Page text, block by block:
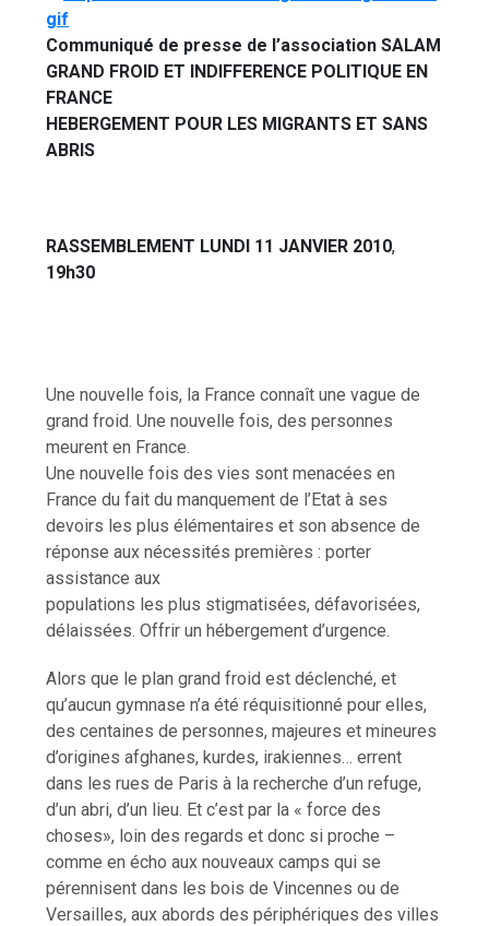
Communiqué de presse de l’association SALAM
GRAND FROID ET INDIFFERENCE POLITIQUE EN
FRANCE
HEBERGEMENT POUR LES MIGRANTS ET SANS
ABRIS
RASSEMBLEMENT LUNDI 11 JANVIER 2010,
19h30
Une nouvelle fois, la France connaît une vague de
grand froid. Une nouvelle fois, des personnes
meurent en France.
Une nouvelle fois des vies sont menacées en
France du fait du manquement de l’Etat à ses
devoirs les plus élémentaires et son absence de
réponse aux nécessités premières : porter
assistance aux
populations les plus stigmatisées, défavorisées,
délaissées. Offrir un hébergement d’urgence.
Alors que le plan grand froid est déclenché, et
qu’aucun gymnase n’a été réquisitionné pour elles,
des centaines de personnes, majeures et mineures
d’origines afghanes, kurdes, irakiennes… errent
dans les rues de Paris à la recherche d’un refuge,
d’un abri, d’un lieu. Et c’est par la « force des
choses», loin des regards et donc si proche –
comme en écho aux nouveaux camps qui se
pérennisent dans les bois de Vincennes ou de
Versailles, aux abords des périphériques des villes